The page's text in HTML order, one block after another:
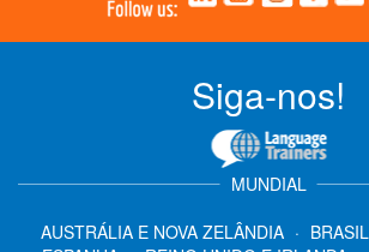
Siga-nos!
MUNDIAL
AUSTRÁLIA E NOVA ZELÂNDIA · BRASIL